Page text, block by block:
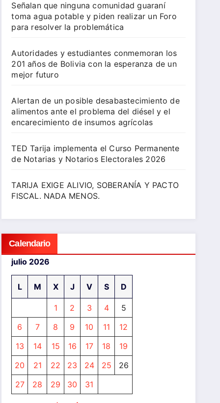
Señalan que ninguna comunidad guaraní
toma agua potable y piden realizar un Foro
para resolver la problemática
Autoridades y estudiantes conmemoran los
201 años de Bolivia con la esperanza de un
mejor futuro
Alertan de un posible desabastecimiento de
alimentos ante el problema del diésel y el
encarecimiento de insumos agrícolas
TED Tarija implementa el Curso Permanente
de Notarias y Notarios Electorales 2026
TARIJA EXIGE ALIVIO, SOBERANÍA Y PACTO
FISCAL. NADA MENOS.
Calendario
julio 2026
L M X J V S D
1 2 3 4
5
6
7 8 9 10 11
12
13
14 15 16 17 18
19
20
21 22 23 24 25
26
27
28 29 30 31